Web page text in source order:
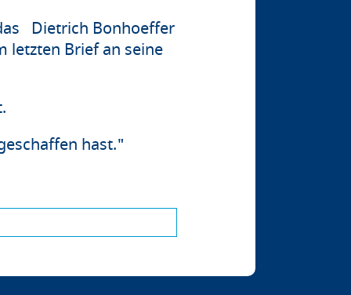
Dietrich Bonhoeffer
letzten Brief an seine
hast."